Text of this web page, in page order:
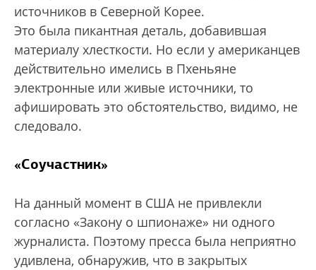
источников в Северной Корее.
Это была пикантная деталь, добавившая
материалу хлесткости. Но если у американцев
действительно имелись в Пхеньяне
электронные или живые источники, то
афишировать это обстоятельство, видимо, не
следовало.
«Соучастник»
На данный момент в США не привлекли
согласно «Закону о шпионаже» ни одного
журналиста. Поэтому пресса была неприятно
удивлена, обнаружив, что в закрытых